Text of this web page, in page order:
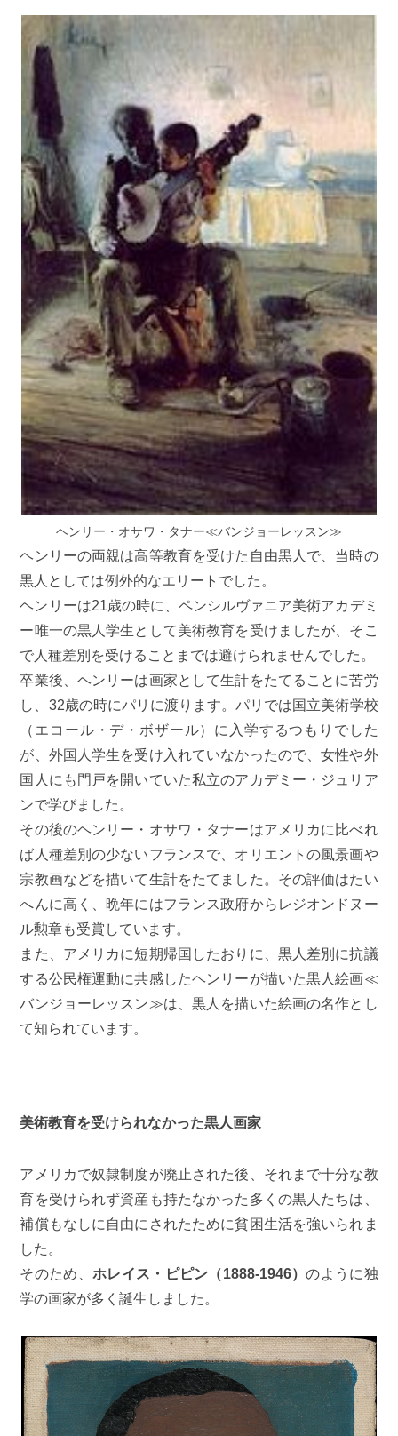
ヘンリー・オサワ・タナー≪バンジョーレッスン≫
ヘンリーの両親は高等教育を受けた自由黒人で、当時の
黒人としては例外的なエリートでした。
ヘンリーは21歳の時に、ペンシルヴァニア美術アカデミ
ー唯一の黒人学生として美術教育を受けましたが、そこ
で人種差別を受けることまでは避けられませんでした。
卒業後、ヘンリーは画家として生計をたてることに苦労
し、32歳の時にパリに渡ります。パリでは国立美術学校
（エコール・デ・ボザール）に入学するつもりでした
が、外国人学生を受け入れていなかったので、女性や外
国人にも門戸を開いていた私立のアカデミー・ジュリア
ンで学びました。
その後のヘンリー・オサワ・タナーはアメリカに比べれ
ば人種差別の少ないフランスで、オリエントの風景画や
宗教画などを描いて生計をたてました。その評価はたい
へんに高く、晩年にはフランス政府からレジオンドヌー
ル勲章も受賞しています。
また、アメリカに短期帰国したおりに、黒人差別に抗議
する公民権運動に共感したヘンリーが描いた黒人絵画≪
バンジョーレッスン≫は、黒人を描いた絵画の名作とし
て知られています。
美術教育を受けられなかった黒人画家
アメリカで奴隷制度が廃止された後、それまで十分な教
育を受けられず資産も持たなかった多くの黒人たちは、
補償もなしに自由にされたために貧困生活を強いられま
した。
そのため、 ホレイス・ピピン（1888-1946）のように独
学の画家が多く誕生しました。